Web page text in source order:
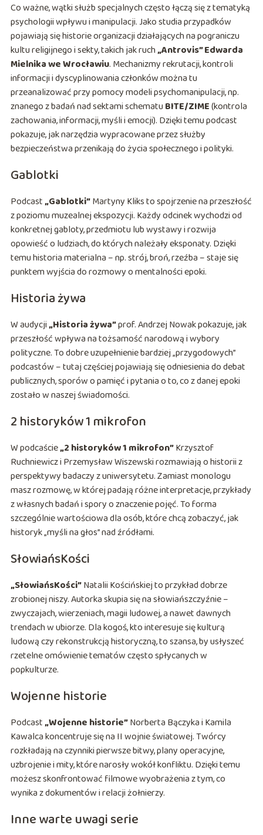
Co ważne, wątki służb specjalnych często łączą się z tematyką
psychologii wpływu i manipulacji. Jako studia przypadków
pojawiają się historie organizacji działających na pograniczu
kultu religijnego i sekty, takich jak ruch„Antrovis” Edwarda
Mielnika we Wrocławiu. Mechanizmy rekrutacji, kontroli
informacji i dyscyplinowania członków można tu
przeanalizować przy pomocy modeli psychomanipulacji, np.
znanego z badań nad sektami schematuBITE/ZIME(kontrola
zachowania, informacji, myśli i emocji). Dzięki temu podcast
pokazuje, jak narzędzia wypracowane przez służby
bezpieczeństwa przenikają do życia społecznego i polityki.
Gablotki
Podcast„Gablotki”Martyny Kliks to spojrzenie na przeszłość
z poziomu muzealnej ekspozycji. Każdy odcinek wychodzi od
konkretnej gabloty, przedmiotu lub wystawy i rozwija
opowieść o ludziach, do których należały eksponaty. Dzięki
temu historia materialna – np. strój, broń, rzeźba – staje się
punktem wyjścia do rozmowy o mentalności epoki.
Historia żywa
W audycji„Historia żywa”prof. Andrzej Nowak pokazuje, jak
przeszłość wpływa na tożsamość narodową i wybory
polityczne. To dobre uzupełnienie bardziej „przygodowych”
podcastów – tutaj częściej pojawiają się odniesienia do debat
publicznych, sporów o pamięć i pytania o to, co z danej epoki
zostało w naszej świadomości.
2 historyków 1 mikrofon
W podcaście„2 historyków 1 mikrofon”Krzysztof
Ruchniewicz i Przemysław Wiszewski rozmawiają o historii z
perspektywy badaczy z uniwersytetu. Zamiast monologu
masz rozmowę, w której padają różne interpretacje, przykłady
z własnych badań i spory o znaczenie pojęć. To forma
szczególnie wartościowa dla osób, które chcą zobaczyć, jak
historyk „myśli na głos” nad źródłami.
SłowiańsKości
„SłowiańsKości”Natalii Kościńskiej to przykład dobrze
zrobionej niszy. Autorka skupia się na słowiańszczyźnie –
zwyczajach, wierzeniach, magii ludowej, a nawet dawnych
trendach w ubiorze. Dla kogoś, kto interesuje się kulturą
ludową czy rekonstrukcją historyczną, to szansa, by usłyszeć
rzetelne omówienie tematów często spłycanych w
popkulturze.
Wojenne historie
Podcast„Wojenne historie”Norberta Bączyka i Kamila
Kawalca koncentruje się na II wojnie światowej. Twórcy
rozkładają na czynniki pierwsze bitwy, plany operacyjne,
uzbrojenie i mity, które narosły wokół konfliktu. Dzięki temu
możesz skonfrontować filmowe wyobrażenia z tym, co
wynika z dokumentów i relacji żołnierzy.
Inne warte uwagi serie